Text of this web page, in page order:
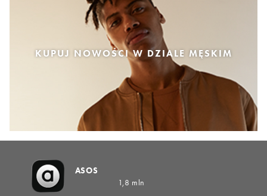
KUPUJ NOWOŚCI W DZIALE MĘSKIM
ASOS
1,8 mln